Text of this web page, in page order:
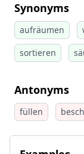
Synonyms
aufräumen
sortieren
Antonyms
füllen